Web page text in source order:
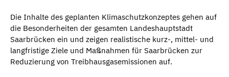
Die Inhalte des geplanten Klimaschutzkonzeptes gehen auf
die Besonderheiten der gesamten Landeshauptstadt
Saarbrücken ein und zeigen realistische kurz-, mittel- und
langfristige Ziele und Maßnahmen für Saarbrücken zur
Reduzierung von Treibhausgasemissionen auf.